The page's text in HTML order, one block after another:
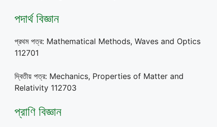
পদার্থ বিজ্ঞান
প্রথম পত্র: Mathematical Methods, Waves and Optics
112701
দ্বিতীয় পত্র: Mechanics, Properties of Matter and
Relativity 112703
প্রাণি বিজ্ঞান